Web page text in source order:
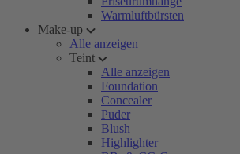
Warmluftbürsten
Make-up
Alle anzeigen
Teint
Alle anzeigen
Foundation
Concealer
Puder
Blush
Highlighter